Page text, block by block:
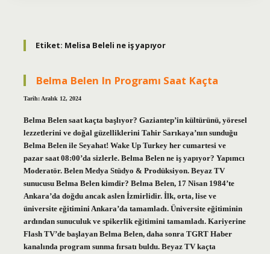
Etiket: Melisa Beleli ne iş yapıyor
Belma Belen In Programı Saat Kaçta
Tarih: Aralık 12, 2024
Belma Belen saat kaçta başlıyor? Gaziantep’in kültürünü, yöresel
lezzetlerini ve doğal güzelliklerini Tahir Sarıkaya’nın sunduğu
Belma Belen ile Seyahat! Wake Up Turkey her cumartesi ve
pazar saat 08:00’da sizlerle. Belma Belen ne iş yapıyor? Yapımcı
Moderatör. Belen Medya Stüdyo & Prodüksiyon. Beyaz TV
sunucusu Belma Belen kimdir? Belma Belen, 17 Nisan 1984’te
Ankara’da doğdu ancak aslen İzmirlidir. İlk, orta, lise ve
üniversite eğitimini Ankara’da tamamladı. Üniversite eğitiminin
ardından sunuculuk ve spikerlik eğitimini tamamladı. Kariyerine
Flash TV’de başlayan Belma Belen, daha sonra TGRT Haber
kanalında program sunma fırsatı buldu. Beyaz TV kaçta